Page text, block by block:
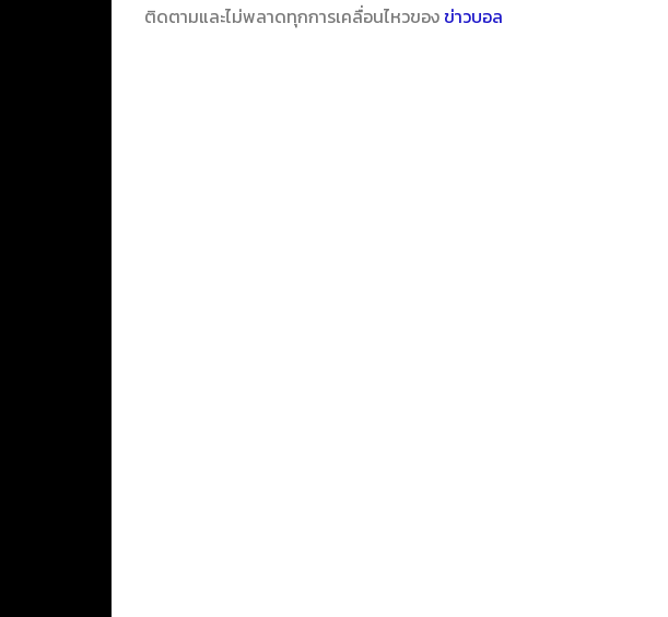
ติดตามและไม่พลาดทุกการเคลื่อนไหวของ ข่าวบอล